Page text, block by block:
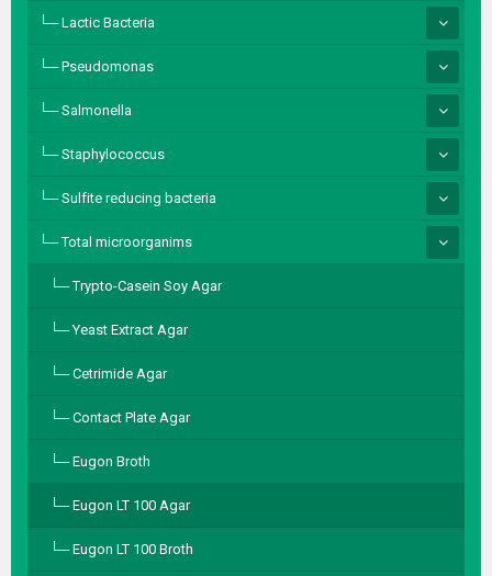
Lactic Bacteria
Pseudomonas
Salmonella
Staphylococcus
Sulfite reducing bacteria
Total microorganims
Trypto-Casein Soy Agar
Yeast Extract Agar
Cetrimide Agar
Contact Plate Agar
Eugon Broth
Eugon LT 100 Agar
Eugon LT 100 Broth